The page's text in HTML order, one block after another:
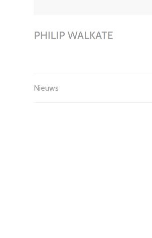
Nieuws